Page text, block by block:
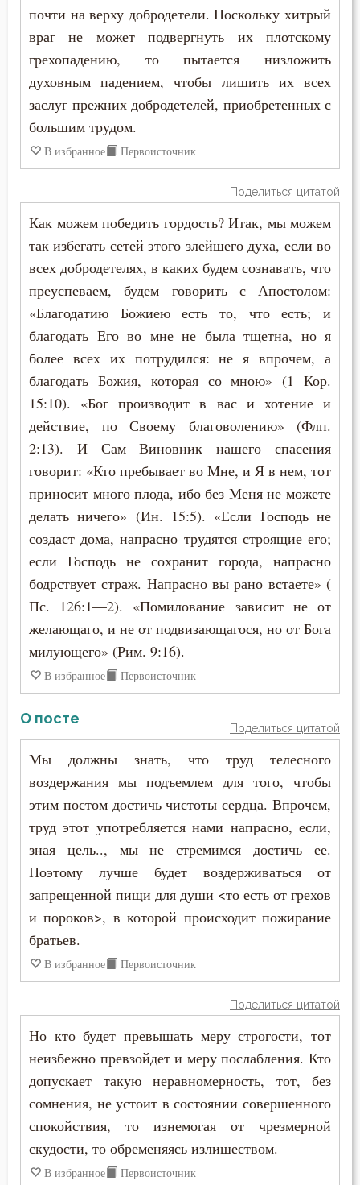
почти на верху добродетели. Поскольку хитрый
враг не может подвергнуть их плотскому
грехопадению, то пытается низложить
духовным падением, чтобы лишить их всех
заслуг прежних добродетелей, приобретенных с
большим трудом.
В избранное Первоисточник
Поделиться цитатой
Как можем победить гордость? Итак, мы можем
так избегать сетей этого злейшего духа, если во
всех добродетелях, в каких будем сознавать, что
преуспеваем, будем говорить с Апостолом:
«Благодатию Божиею есть то, что есть; и
благодать Его во мне не была тщетна, но я
более всех их потрудился: не я впрочем, а
благодать Божия, которая со мною» (1 Кор.
15:10). «Бог производит в вас и хотение и
действие, по Своему благоволению» (Флп.
2:13). И Сам Виновник нашего спасения
говорит: «Кто пребывает во Мне, и Я в нем, тот
приносит много плода, ибо без Меня не можете
делать ничего» (Ин. 15:5). «Если Господь не
создаст дома, напрасно трудятся строящие его;
если Господь не сохранит города, напрасно
бодрствует страж. Напрасно вы рано встаете» (
Пс. 126:1—2). «Помилование зависит не от
желающаго, и не от подвизающагося, но от Бога
милующего» (Рим. 9:16).
В избранное Первоисточник
О посте
Поделиться цитатой
Мы должны знать, что труд телесного
воздержания мы подъемлем для того, чтобы
этим постом достичь чистоты сердца. Впрочем,
труд этот употребляется нами напрасно, если,
зная цель.., мы не стремимся достичь ее.
Поэтому лучше будет воздерживаться от
запрещенной пищи для души <то есть от грехов
и пороков>, в которой происходит пожирание
братьев.
В избранное Первоисточник
Поделиться цитатой
Но кто будет превышать меру строгости, тот
неизбежно превзойдет и меру послабления. Кто
допускает такую неравномерность, тот, без
сомнения, не устоит в состоянии совершенного
спокойствия, то изнемогая от чрезмерной
скудости, то обременяясь излишеством.
В избранное Первоисточник